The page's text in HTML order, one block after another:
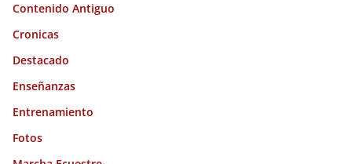
Contenido Antiguo
Cronicas
Destacado
Enseñanzas
Entrenamiento
Fotos